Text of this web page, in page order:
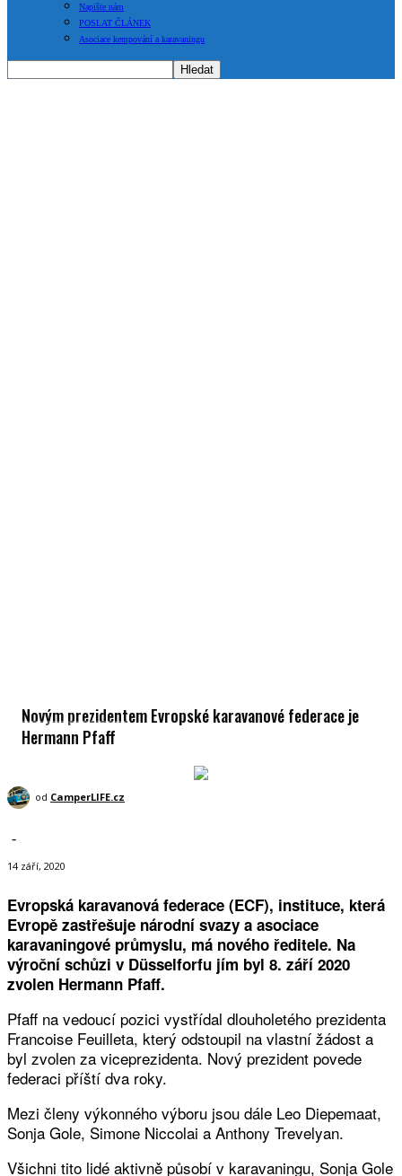
Napište nám
POSLAT ČLÁNEK
Asociace kempování a karavaningu
Novým prezidentem Evropské karavanové federace je
Hermann Pfaff
od CamperLIFE.cz
-
14 září, 2020
Evropská karavanová federace (ECF), instituce, která
Evropě zastřešuje národní svazy a asociace
karavaningové průmyslu, má nového ředitele. Na
výroční schůzi v Düsselforfu jím byl 8. září 2020
zvolen Hermann Pfaff.
Pfaff na vedoucí pozici vystřídal dlouholetého prezidenta
Francoise Feuilleta, který odstoupil na vlastní žádost a
byl zvolen za viceprezidenta. Nový prezident povede
federaci příští dva roky.
Mezi členy výkonného výboru jsou dále Leo Diepemaat,
Sonja Gole, Simone Niccolai a Anthony Trevelyan.
Všichni tito lidé aktivně působí v karavaningu, Sonja Gole